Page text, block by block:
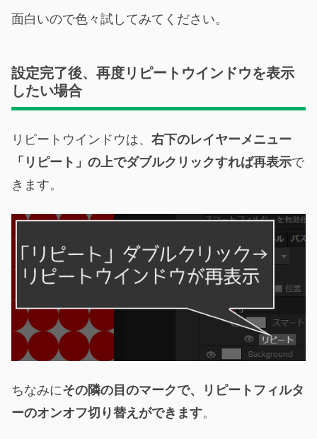
面白いので色々試してみてください。
設定完了後、再度リピートウインドウを表示
したい場合
リピートウインドウは、 右下のレイヤーメニュー
「リピート」の上でダブルクリックすれば再表示で
きます。
ちなみにその隣の目のマークで、リピートフィルタ
ーのオンオフ切り替えができます。